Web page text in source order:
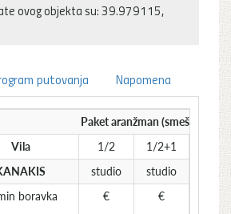
ovog objekta su: 39.979115,
putovanja Napomena
Paket aranžman (smeštaj +
Vila 1/2 1/2+1
studio studio
boravka € €